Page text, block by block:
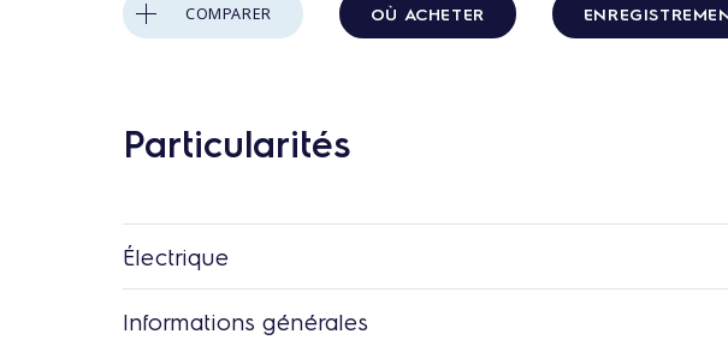
COMPARER OÙ ACHETER
Particularités
Électrique
Informations générales